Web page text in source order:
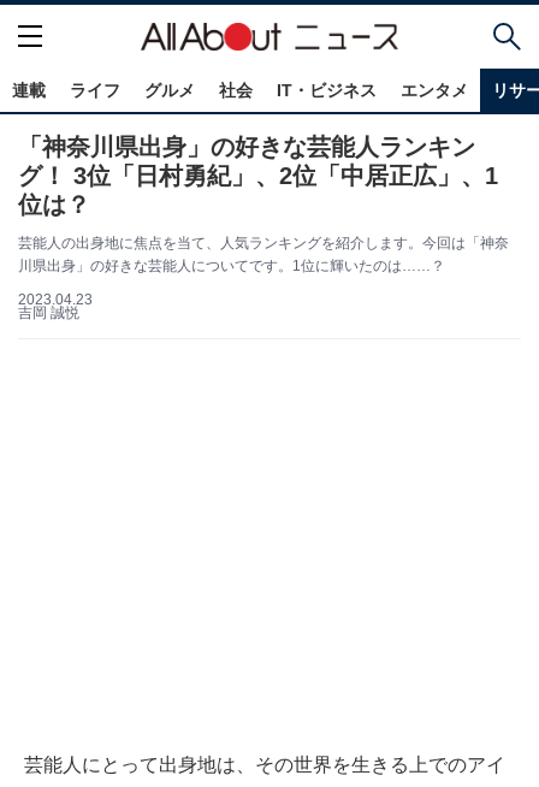
連載 ライフ グルメ 社会 IT・ビジネス エンタメ リサ
「神奈川県出身」の好きな芸能人ランキン
グ！ 3位「日村勇紀」、2位「中居正広」、1
位は？
芸能人の出身地に焦点を当て、人気ランキングを紹介します。今回は「神奈
川県出身」の好きな芸能人についてです。1位に輝いたのは……？
2023.04.23
吉岡 誠悦
芸能人にとって出身地は、その世界を生きる上でのアイ